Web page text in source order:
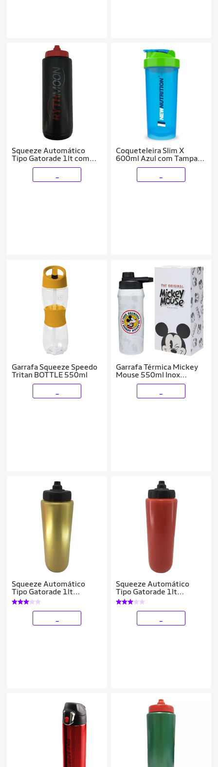
Squeeze Automático
Tipo Gatorade 1lt com
logo Rythmoon
Coqueteleira Slim X
600ml Azul com Tampa
Verde NewNutrition
Garrafa Squeeze Speedo
Tritan BOTTLE 550ml
Garrafa Térmica Mickey
Mouse 550ml Inox
Original Disney
Squeeze Automático
Tipo Gatorade 1lt
Rythmoon s/ logo
Branco/Laranja
Squeeze Automático
Tipo Gatorade 1lt
Rythmoon s/ logo
Branco/Laranja